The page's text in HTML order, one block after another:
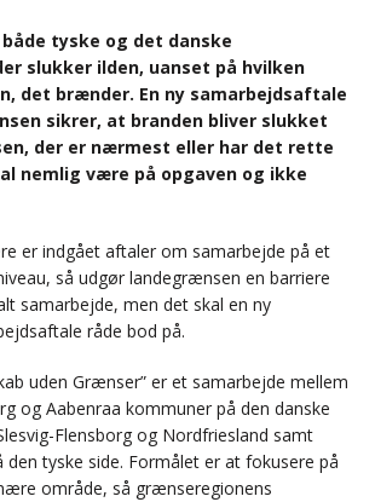
tyske og det danske
slukker ilden, uanset på hvilken
det brænder. En ny samarbejdsaftale
sikrer, at branden bliver slukket
der er nærmest eller har det rette
nemlig være på opgaven og ikke
er indgået aftaler om samarbejde på et
så udgør landegrænsen en barriere
samarbejde, men det skal en ny
råde bod på.
uden Grænser” er et samarbejde mellem
og Aabenraa kommuner på den danske
Flensborg og Nordfriesland samt
den tyske side. Formålet er at fokusere på
område, så grænseregionens